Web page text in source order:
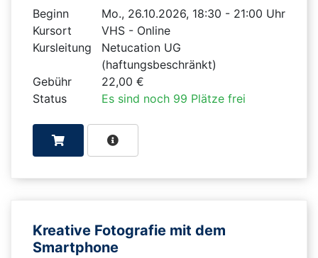
Beginn
Mo., 26.10.2026, 18:30 - 21:00 Uhr
Kursort
VHS - Online
Kursleitung
Netucation UG
(haftungsbeschränkt)
Gebühr
22,00 €
Status
Es sind noch 99 Plätze frei
Kreative Fotografie mit dem
Smartphone